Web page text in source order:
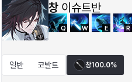
창 이슈트반
Q W E R
일반 코발트 창100.0%